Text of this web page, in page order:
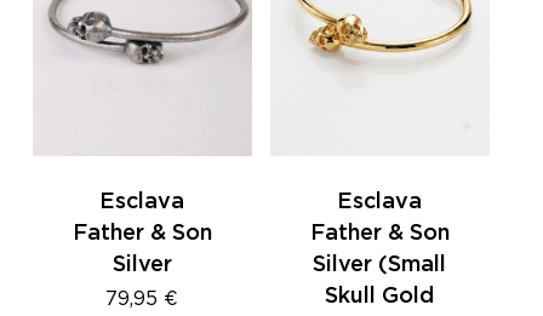
Esclava
Father & Son
Silver
79,95 €
Esclava
Father & Son
Silver (Small
Skull Gold